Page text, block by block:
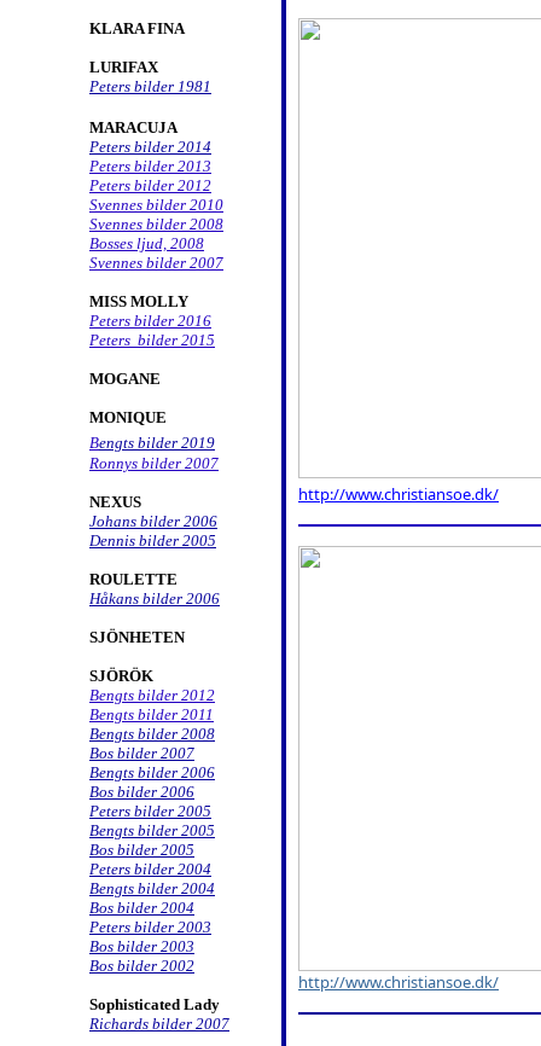
KLARA FINA
LURIFAX
Peters bilder 1981
MARACUJA
Peters bilder 2014
Peters bilder 2013
Peters bilder 2012
Svennes bilder 2010
Svennes bilder 2008
Bosses ljud, 2008
Svennes bilder 2007
MISS MOLLY
Peters bilder 2016
Peters bilder 2015
MOGANE
MONIQUE
Bengts bilder 2019
Ronnys bilder 2007
NEXUS
Johans bilder 2006
Dennis bilder 2005
ROULETTE
Håkans bilder 2006
SJÖNHETEN
SJÖRÖK
Bengts bilder 2012
Bengts bilder 2011
Bengts bilder 2008
Bos bilder 2007
Bengts bilder 2006
Bos bilder 2006
Peters bilder 2005
Bengts bilder 2005
Bos bilder 2005
Peters bilder 2004
Bengts bilder 2004
Bos bilder 2004
Peters bilder 2003
Bos bilder 2003
Bos bilder 2002
Sophisticated Lady
Richards bilder 2007
http://www.christiansoe.dk/
http://www.christiansoe.dk/